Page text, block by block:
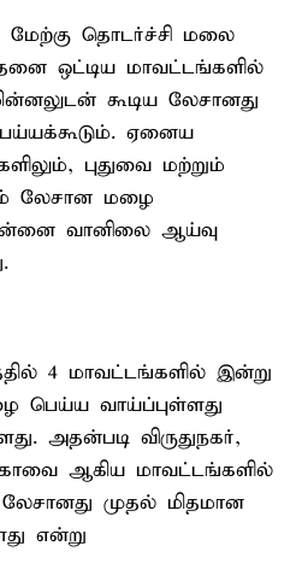
தொடர்ச்சி மலை
ஒட்டிய மாவட்டங்களில்
கூடிய லேசானது
ஏனைய
புதுவை மற்றும்
லேசான மழை
வானிலை ஆய்வு
4 மாவட்டங்களில் இன்று
பெய்ய வாய்ப்புள்ளது
அதன்படி விருதுநகர்,
ஆகிய மாவட்டங்களில்
முதல் மிதமான
என்று